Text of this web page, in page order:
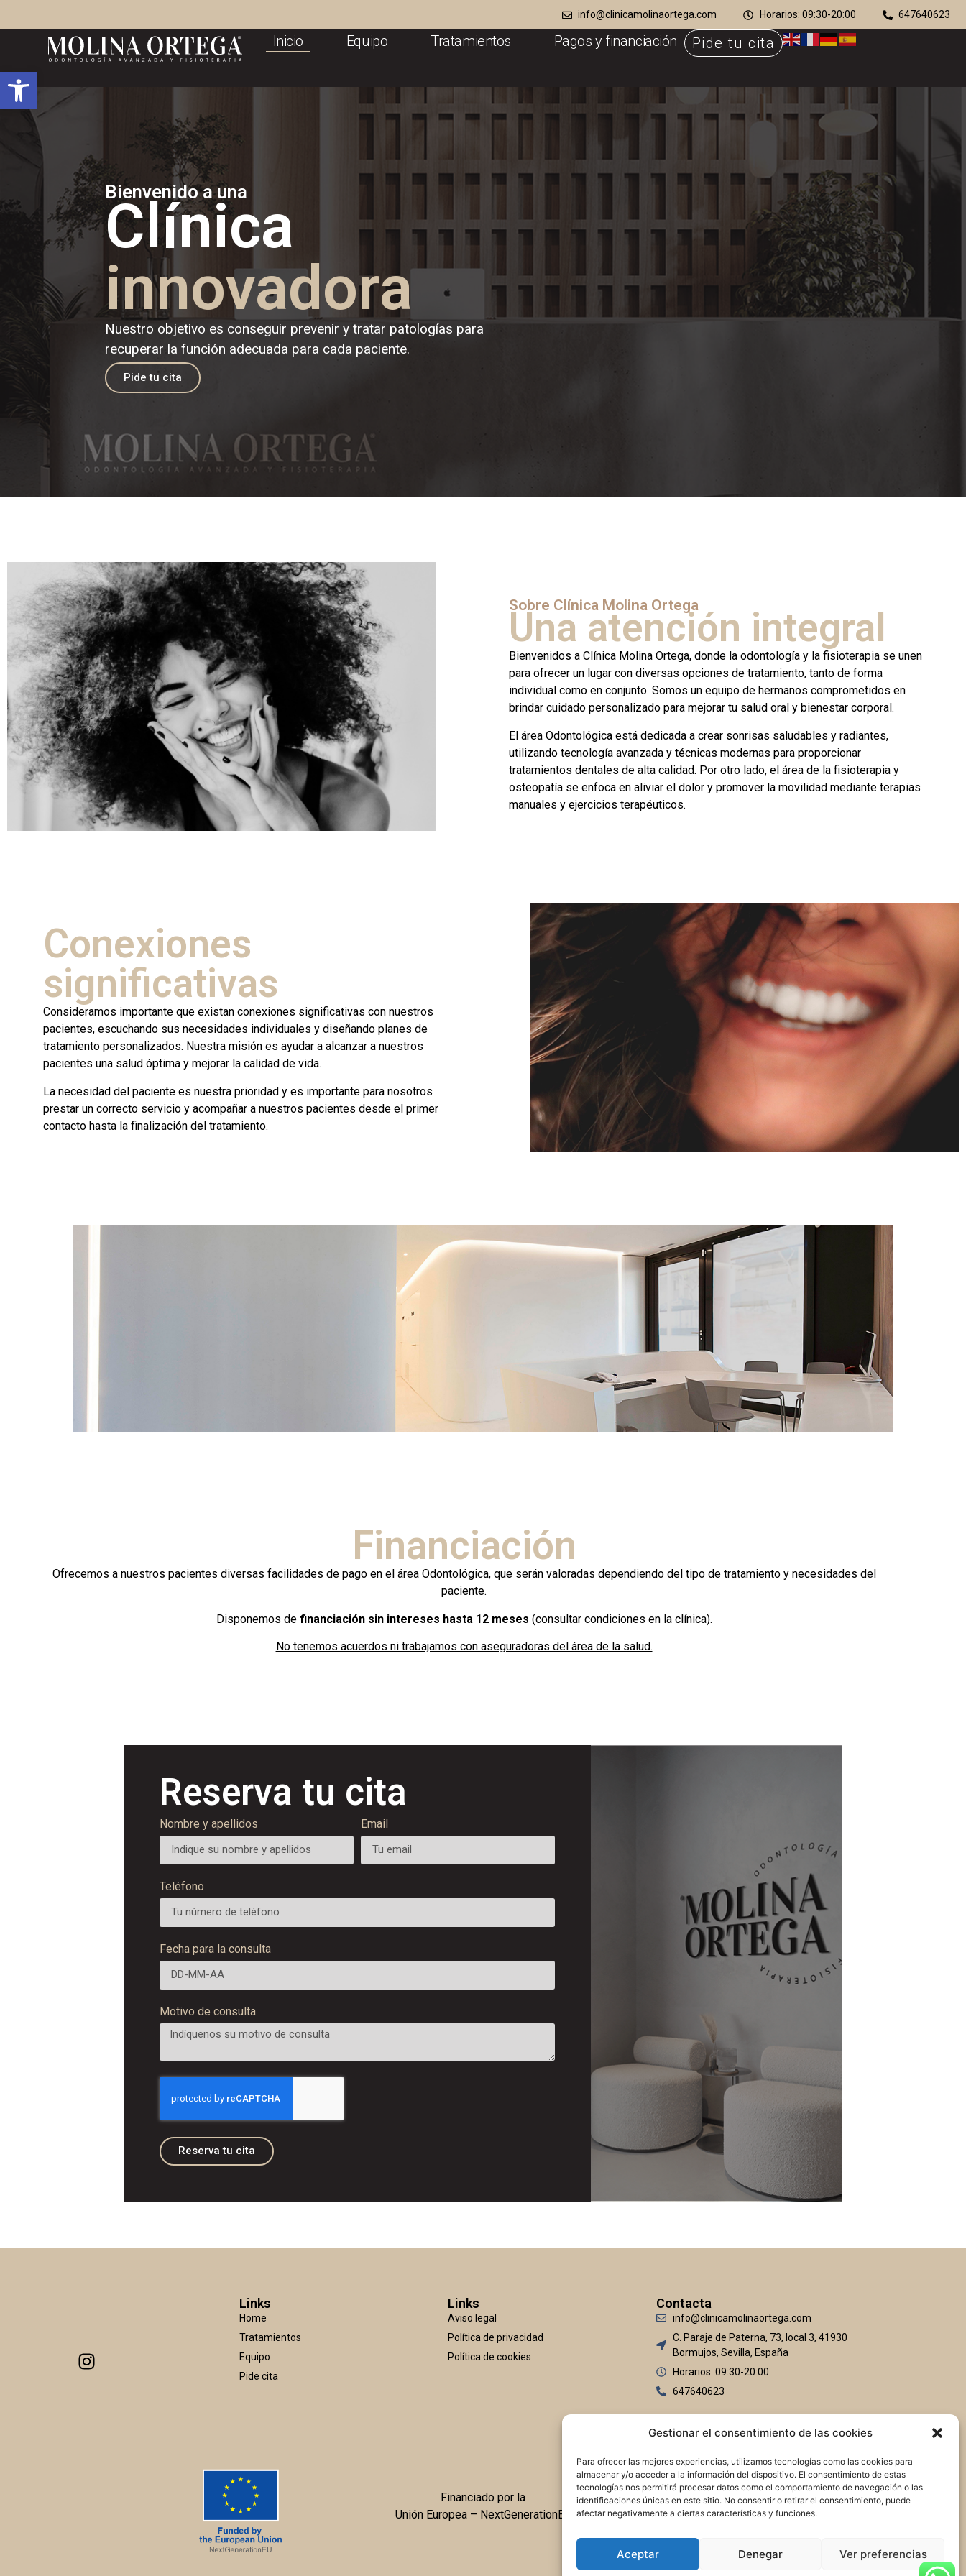
Abrir barra de herramientas
Gestionar el consentimiento de las cookies
Para ofrecer las mejores experiencias, utilizamos tecnologías como las cookies para
almacenar y/o acceder a la información del dispositivo. El consentimiento de estas
tecnologías nos permitirá procesar datos como el comportamiento de navegación o las
identificaciones únicas en este sitio. No consentir o retirar el consentimiento, puede
afectar negativamente a ciertas características y funciones.
Aceptar Denegar Ver preferencias
info@clinicamolinaortega.com Horarios: 09:30-20:00 647640623
Inicio Equipo Tratamientos Pagos y financiación Pide tu cita
Inicio
Bienvenido a una
Clínica
innovadora
Nuestro objetivo es conseguir prevenir y tratar patologías para
recuperar la función adecuada para cada paciente.
Pide tu cita
Sobre Clínica Molina Ortega
Una atención integral
Bienvenidos a Clínica Molina Ortega, donde la odontología y la fisioterapia se unen
para ofrecer un lugar con diversas opciones de tratamiento, tanto de forma
individual como en conjunto. Somos un equipo de hermanos comprometidos en
brindar cuidado personalizado para mejorar tu salud oral y bienestar corporal.
El área Odontológica está dedicada a crear sonrisas saludables y radiantes,
utilizando tecnología avanzada y técnicas modernas para proporcionar
tratamientos dentales de alta calidad. Por otro lado, el área de la fisioterapia y
osteopatía se enfoca en aliviar el dolor y promover la movilidad mediante terapias
manuales y ejercicios terapéuticos.
Conexiones
significativas
Consideramos importante que existan conexiones significativas con nuestros
pacientes, escuchando sus necesidades individuales y diseñando planes de
tratamiento personalizados. Nuestra misión es ayudar a alcanzar a nuestros
pacientes una salud óptima y mejorar la calidad de vida.
La necesidad del paciente es nuestra prioridad y es importante para nosotros
prestar un correcto servicio y acompañar a nuestros pacientes desde el primer
contacto hasta la finalización del tratamiento.
Financiación
Ofrecemos a nuestros pacientes diversas facilidades de pago en el área Odontológica, que serán valoradas dependiendo del tipo de tratamiento y necesidades del
paciente.
Disponemos definanciación sin intereses hasta 12 meses (consultar condiciones en la clínica).
No tenemos acuerdos ni trabajamos con aseguradoras del área de la salud.
Reserva tu cita
Nombre y apellidos Email
Teléfono
Fecha para la consulta
Motivo de consulta
Reserva tu cita
Links
Home
Tratamientos
Equipo
Pide cita
Links
Aviso legal
Política de privacidad
Política de cookies
Contacta
info@clinicamolinaortega.com
C. Paraje de Paterna, 73, local 3, 41930
Bormujos, Sevilla, España
Horarios: 09:30-20:00
647640623
Financiado por la
Unión Europea – NextGenerationEU